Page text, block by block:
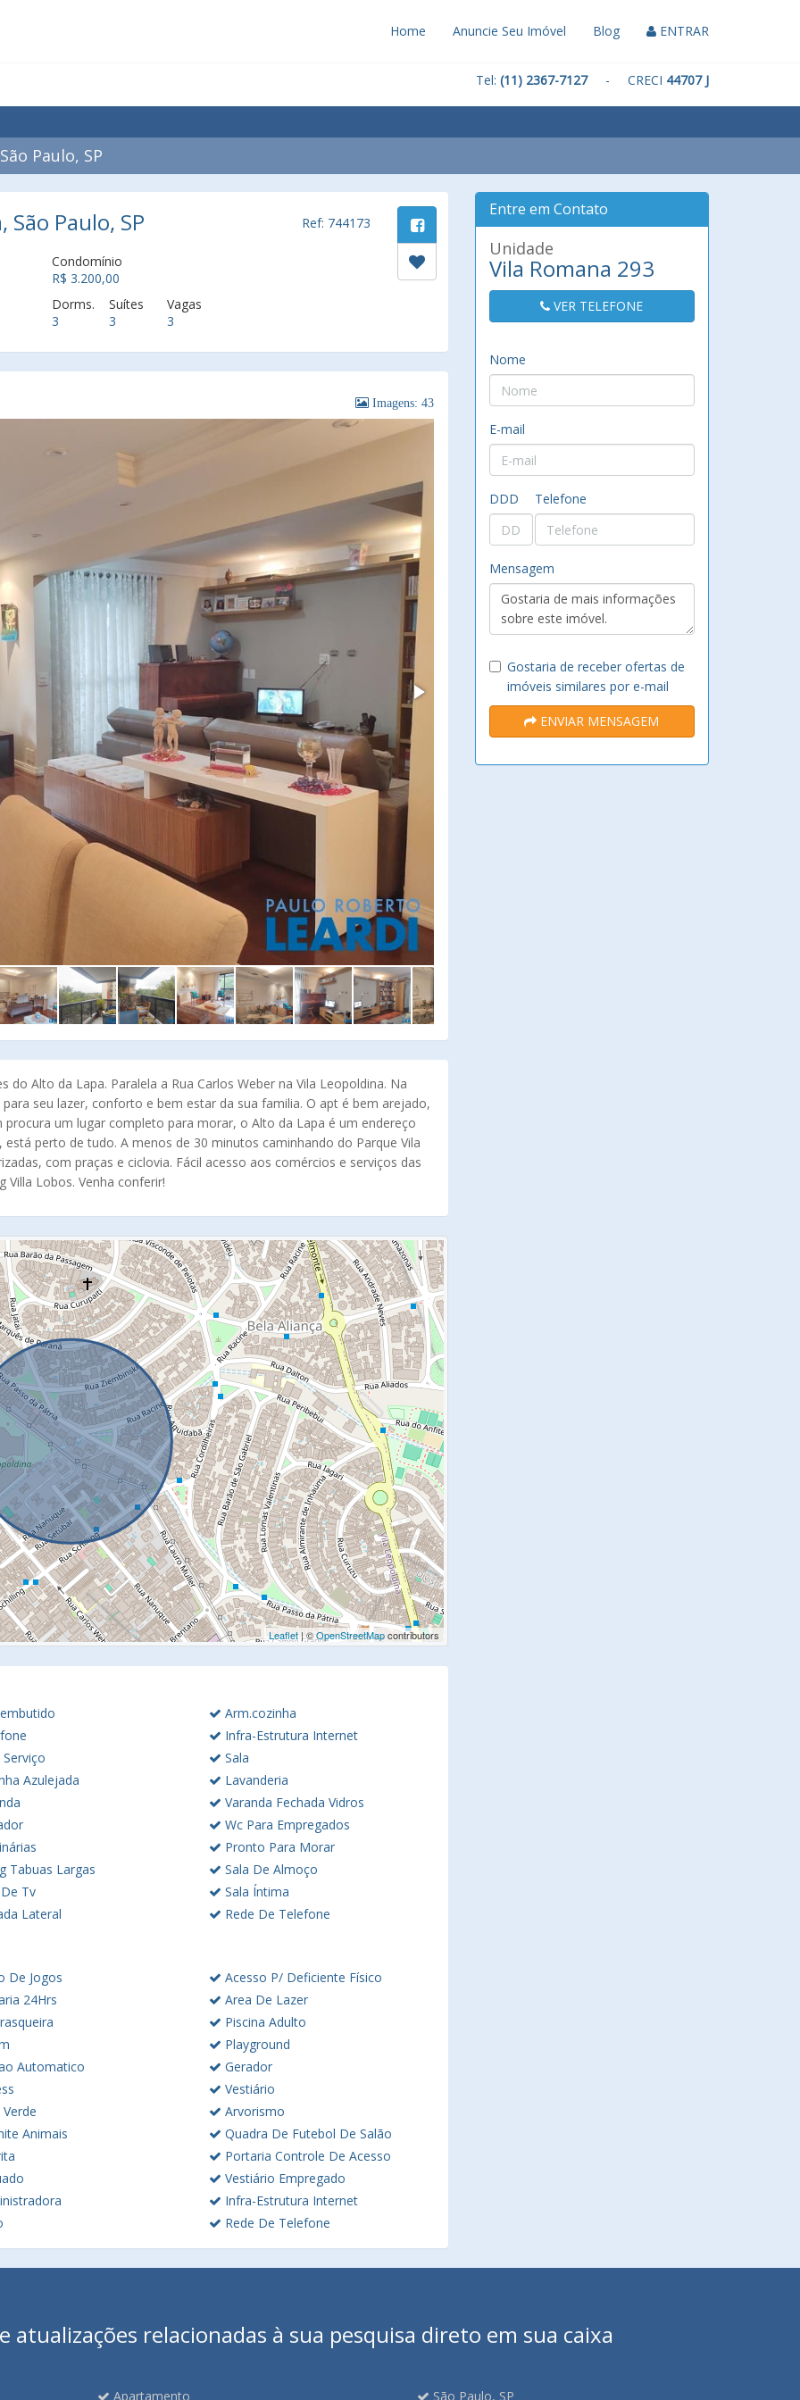
Home Anuncie Seu Imóvel Blog ENTRAR
Tel: (11) 2367-7127- CRECI 44707 J
Paulo, SP
São Paulo, SP Ref: 744173
Condomínio
R$ 3.200,00
Dorms.
3
Suítes
3
Vagas
3
Imagens: 43
Alto da Lapa. Paralela a Rua Carlos Weber na Vila Leopoldina. Na
seu lazer, conforto e bem estar da sua familia. O apt é bem arejado,
um lugar completo para morar, o Alto da Lapa é um endereço
perto de tudo. A menos de 30 minutos caminhando do Parque Vila
com praças e ciclovia. Fácil acesso aos comércios e serviços das
Villa Lobos. Venha conferir!
Leaflet| ©OpenStreetMapcontributors
Arm.cozinha
Infra-Estrutura Internet
Sala
Azulejada
Lavanderia
Varanda Fechada Vidros
Wc Para Empregados
Pronto Para Morar
Tabuas Largas
Sala De Almoço
Tv
Sala Íntima
Lateral
Rede De Telefone
De Jogos
Acesso P/ Deficiente Físico
24Hrs
Area De Lazer
Piscina Adulto
Playground
Automatico
Gerador
Vestiário
Arvorismo
Animais
Quadra De Futebol De Salão
Portaria Controle De Acesso
Vestiário Empregado
Infra-Estrutura Internet
Rede De Telefone
Entre em Contato
Unidade
Vila Romana 293
VER TELEFONE
Nome
E-mail
DDD Telefone
Mensagem
Gostaria de receber ofertas de
imóveis similares por e-mail
ENVIAR MENSAGEM
atualizações relacionadas à sua pesquisa direto em sua caixa
Apartamento São Paulo, SP